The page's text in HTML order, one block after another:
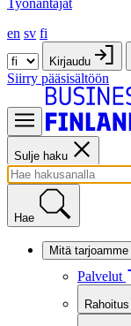
Työnantajat
en sv fi
Kirjaudu
Siirry pääsisältöön
Sulje haku
Hae
Mitä tarjoamme
Palvelut
Rahoitus